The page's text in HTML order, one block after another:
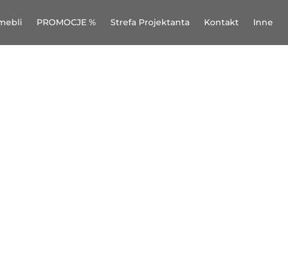
PROMOCJE % Strefa Projektanta Kontakt Inne